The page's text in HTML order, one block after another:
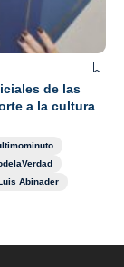
de las
a la cultura
Abinader